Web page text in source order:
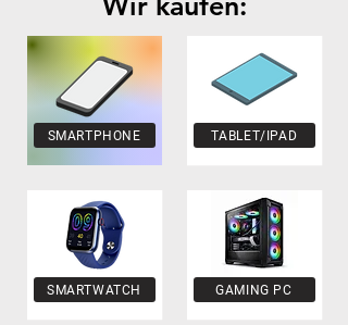
SMARTPHONE
SMARTWATCH
TABLET/IPAD
GAMING PC